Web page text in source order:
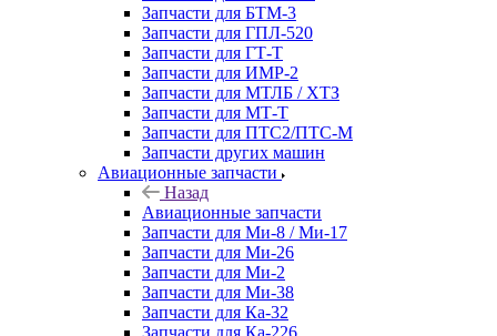
Запчасти для БТМ-3
Запчасти для ГПЛ-520
Запчасти для ГТ-Т
Запчасти для ИМР-2
Запчасти для МТЛБ / ХТЗ
Запчасти для МТ-Т
Запчасти для ПТС2/ПТС-М
Запчасти других машин
Авиационные запчасти
Назад
Авиационные запчасти
Запчасти для Ми-8 / Ми-17
Запчасти для Ми-26
Запчасти для Ми-2
Запчасти для Ми-38
Запчасти для Ка-32
Запчасти для Ка-226